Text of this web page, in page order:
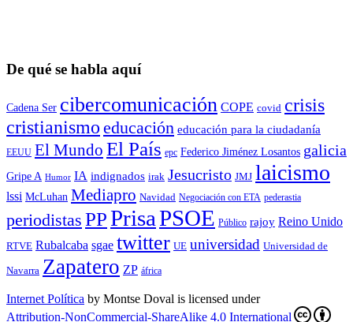
De qué se habla aquí
Cadena Ser cibercomunicación COPE covid crisis
cristianismo educación educación para la ciudadaní­a
EEUU El Mundo El País epc Federico Jiménez Losantos galicia
Gripe A Humor IA indignados irak Jesucristo JMJ laicismo
lssi McLuhan Mediapro Navidad Negociación con ETA pederastia
periodistas PPPrisaPSOE Público rajoy Reino Unido
RTVE Rubalcaba sgae twitter UE universidad Universidad de
Navarra Zapatero ZP áfrica
Internet Política by Montse Doval is licensed under
Attribution-NonCommercial-ShareAlike 4.0 International